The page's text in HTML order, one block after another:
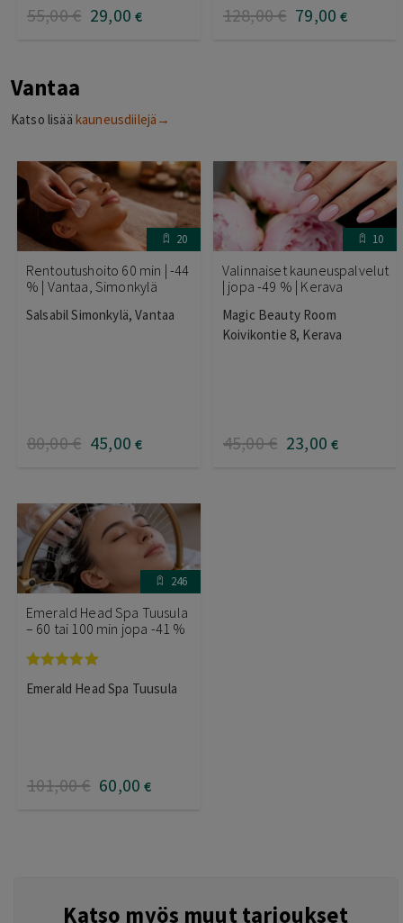
55,00€ 29,00 € 128,00€ 79,00 €
Vantaa
Katso lisää kauneusdiilejä→
20
Rentoutushoito 60 min | -44
% | Vantaa, Simonkylä
Salsabil Simonkylä, Vantaa
80,00€ 45,00 €
10
Valinnaiset kauneuspalvelut
| jopa -49 % | Kerava
Magic Beauty Room
Koivikontie 8, Kerava
45,00€ 23,00 €
246
Emerald Head Spa Tuusula
– 60 tai 100 min jopa -41 %
tuotteesta:
Emerald Head Spa Tuusula
101,00€ 60,00 €
Katso myös muut tarjoukset